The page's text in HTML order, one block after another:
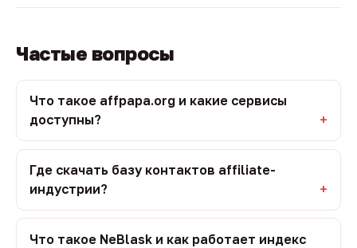
Частые вопросы
Что такое affpapa.org и какие сервисы
доступны?
Где скачать базу контактов affiliate-
индустрии?
Что такое NeBlask и как работает индекс